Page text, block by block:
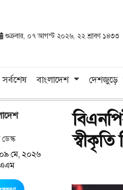
শুক্রবার, ০৭ আগস্ট ২০২৬, ২২ শ্রাবণ ১৪৩৩
সর্বশেষ বাংলাদেশ দেশজুড়ে
মে, ২০২৬
স্বীকৃতি